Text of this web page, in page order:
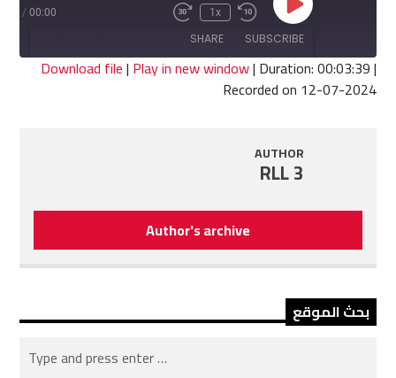
Play
Episode
Rewind
10
Seconds
1x
Fast
seconds
00:00
/
SUBSCRIBE
SHARE
SHARE
Download file| Play in new window| Duration: 00:03:39|
Recorded on 12-07-2024
AUTHOR
RLL 3
Author's archive
بحث الموقع